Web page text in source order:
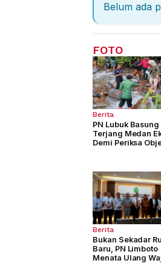
Belum ada
FOTO
Berita
PN Lubuk Basung
Terjang Medan
Demi Periksa
Berita
Bukan Sekadar
Baru, PN Limboto
Menata Ulang